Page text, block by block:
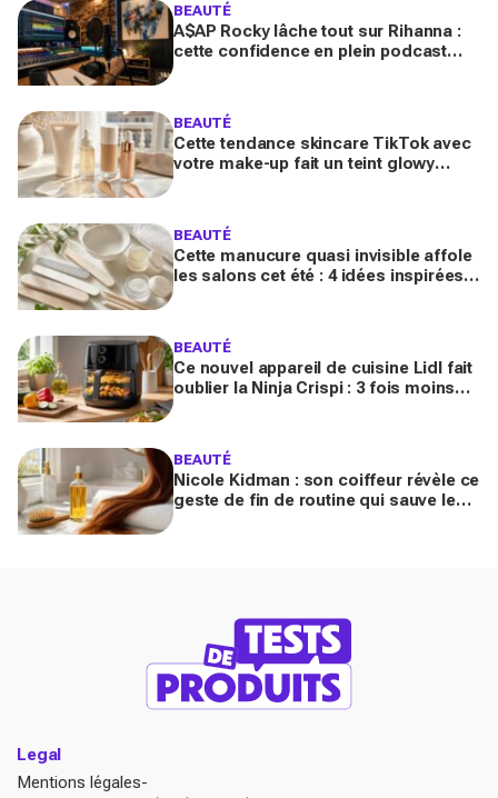
BEAUTÉ
A$AP Rocky lâche tout sur Rihanna :
cette confidence en plein podcast
BEAUTÉ
Cette tendance skincare TikTok avec
votre make-up fait un teint glowy
BEAUTÉ
Cette manucure quasi invisible affole
les salons cet été : 4 idées inspirées
BEAUTÉ
Ce nouvel appareil de cuisine Lidl fait
oublier la Ninja Crispi : 3 fois moins
BEAUTÉ
Nicole Kidman : son coiffeur révèle ce
geste de fin de routine qui sauve les
Legal
Mentions légales